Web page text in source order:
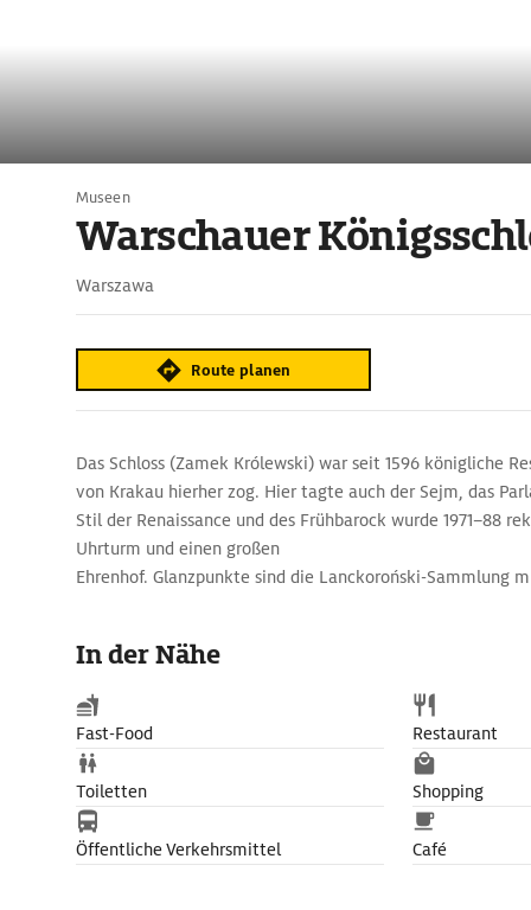
Museen
Warschauer
Warszawa
Route planen
Das Schloss (Zamek Królewski) war seit 1596 königliche
von Krakau hierher zog. Hier tagte auch der Sejm, das
Stil der Renaissance und des Frühbarock wurde 1971–88
Uhrturm und einen großen
Ehrenhof. Glanzpunkte sind die Lanckoroński-Sammlung
Warschau-Ansichten des venezianischen Hofmalers
Canaletto (1720–80), die nach dem Zweiten Weltkrieg als
Rekonstruktion der Altstadt dienten.
In der Nähe
Fast-Food Restaurant
Toiletten Shopping
Öffentliche Verkehrsmittel Café